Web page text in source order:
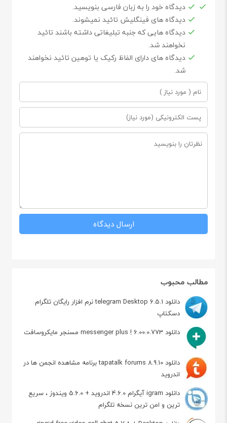
مطالب محبوب
دانلود telegram Desktop 6.5.1 نرم افزار رایگان تلگرام
دسکتاپ
دانلود messenger plus ! 6.00.0.773 مسنجر مایکروسافت
دانلود tapatalk forums 8.9.10 برنامه مشاهده انجمن ها در
اندروید
دانلود igram آیگرام 4.6.0 اندروید + 5.6.0 ویندوز ، سریع
ترین و امن ترین نسخه تلگرام
دیدگاه خود را به زبان فارسی بنویسید.
دیدگاه های فینگلیش تائید نمیشوند.
دیدگاه هایی که جنبه تبلیغاتی داشته باشند تائید
نخواهند شد.
دیدگاه های دارای الفاظ رکیک یا توهین تائید نخواهند
شد.